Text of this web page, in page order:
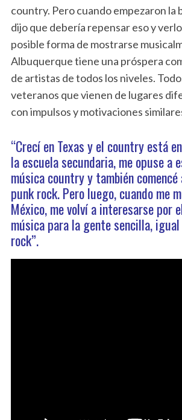
country. Pero cuando empezaron la
dijo que debería repensar eso y
posible forma de mostrarse
Albuquerque tiene una próspera
de artistas de todos los niveles.
veteranos que vienen de lugares
con impulsos y motivaciones
“Crecí en Texas y el country está
la escuela secundaria, me opuse a
música country y también
punk rock. Pero luego, cuando me
México, me volví a interesarse por
música para la gente sencilla,
rock”.